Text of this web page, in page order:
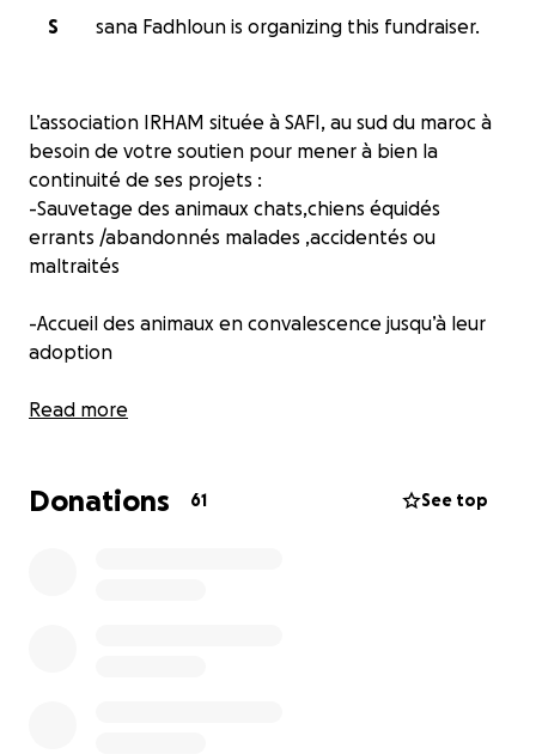
S
sana Fadhloun is organizing this fundraiser.
L’association IRHAM située à SAFI, au sud du maroc à
besoin de votre soutien pour mener à bien la
continuité de ses projets :
-Sauvetage des animaux chats,chiens équidés
errants /abandonnés malades ,accidentés ou
maltraités
-Accueil des animaux en convalescence jusqu’à leur
adoption
-la campagne IRHAM de stérilisation et vaccination
Read more
Donations 61 See top